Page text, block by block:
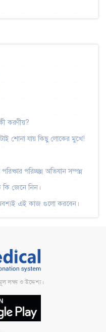
করণীয়?
শোনা যায় কিছু লোকের মুখে!
পরিচ্ছন্ন অভিযান সম্পন্ন
কি জেনে নিন।
অবশ্যই এই কাজ গুলো করবেন।
লক্ষ্য ও উদ্দেশ্য।